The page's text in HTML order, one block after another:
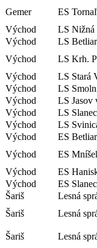
Gemer
ES
Východ
LS Nižná
Východ
LS
Východ
LS Krh.
Východ
LS Stará
Východ
LS
Východ
LS Jasov
Východ
LS
Východ
LS
Východ
ES
Východ
ES
Východ
ES
Východ
ES
Šariš
Lesná
Šariš
Lesná
Šariš
Lesná